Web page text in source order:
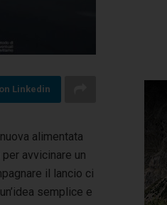
Linkedin
alimentata
avvicinare un
il lancio ci
semplice e